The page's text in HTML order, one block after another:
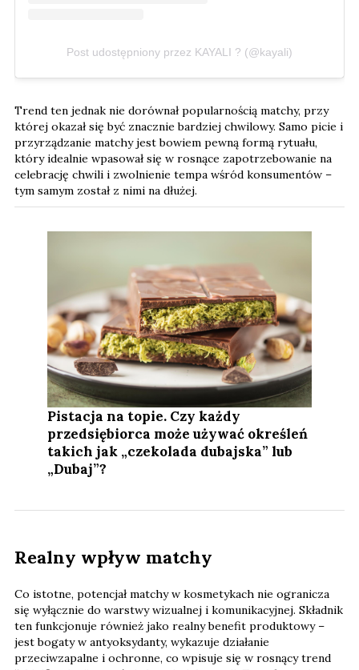
Post udostępniony przez KAYALI ? (@kayali)
Trend ten jednak nie dorównał popularnością matchy, przy
której okazał się być znacznie bardziej chwilowy. Samo picie i
przyrządzanie matchy jest bowiem pewną formą rytuału,
który idealnie wpasował się w rosnące zapotrzebowanie na
celebrację chwili i zwolnienie tempa wśród konsumentów –
tym samym został z nimi na dłużej.
Pistacja na topie. Czy każdy
przedsiębiorca może używać określeń
takich jak „czekolada dubajska” lub
„Dubaj”?
Realny wpływ matchy
Co istotne, potencjał matchy w kosmetykach nie ogranicza
się wyłącznie do warstwy wizualnej i komunikacyjnej. Składnik
ten funkcjonuje również jako realny benefit produktowy –
jest bogaty w antyoksydanty, wykazuje działanie
przeciwzapalne i ochronne, co wpisuje się w rosnący trend